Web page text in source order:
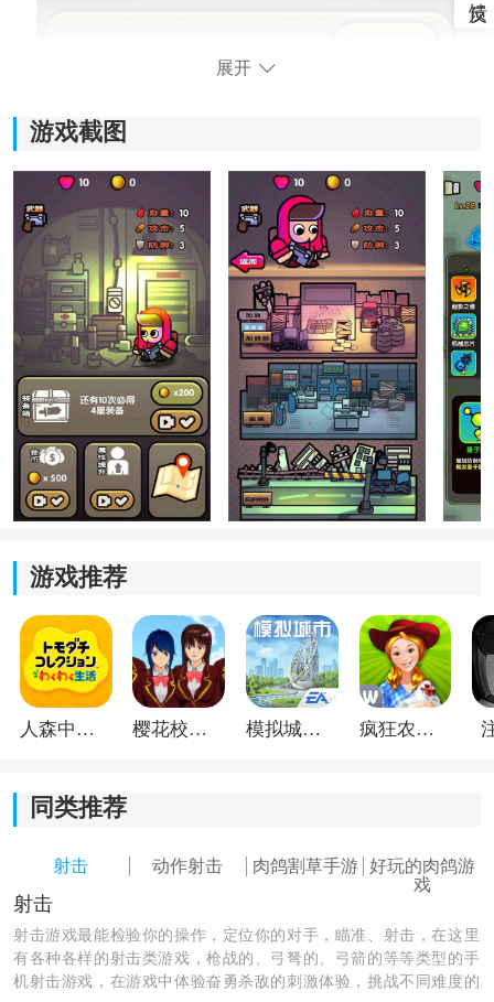
游戏亮点：
1、资源收集与基地建设：
玩家需要不断探索地图，收集食物、水和建造材料，用
来升级避难所设施，让幸存者有更稳定的生存环境。
游戏中能招募不同能力的幸存者，有人擅长战斗，有人
负责辅助或资源生产，合理搭配队伍能让推进更轻松。
3、割草式战斗体验：
面对成群结队的僵尸，需要不断移动输出，利用升级时
4、剧情推进与抉择：
随着故事发展，资源分配、人员安排等选择会不断出
现，不同决定也会影响后续剧情走向。
展开
游戏截图
游戏推荐
人森中文版 樱花校园模拟器1.048.00中文版 模拟城市我是巿长联机版 疯狂农场3美国派19
同类推荐
射击 动作射击 肉鸽割草手游
好玩的肉鸽游
戏
射击
射击游戏最能检验你的操作，定位你的对手，瞄准、射击，在这里
有各种各样的射击类游戏，枪战的、弓弩的、弓箭的等等类型的手
机射击游戏，在游戏中体验奋勇杀敌的刺激体验，挑战不同难度的